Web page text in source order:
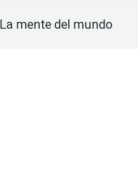
La mente del mundo